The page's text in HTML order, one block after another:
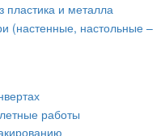
пластика и металла
(настенные, настольные –
работы